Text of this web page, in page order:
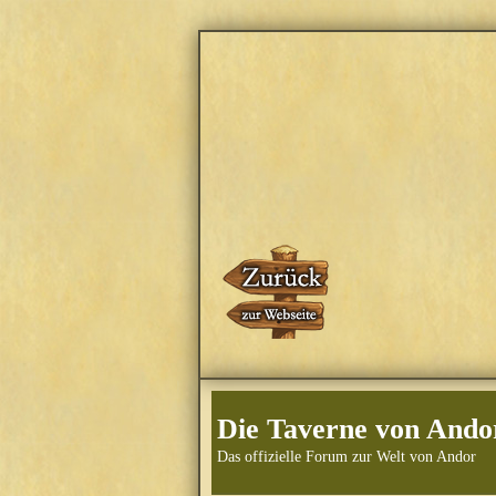
Die Taverne von
Das offizielle Forum zur Welt von Andor